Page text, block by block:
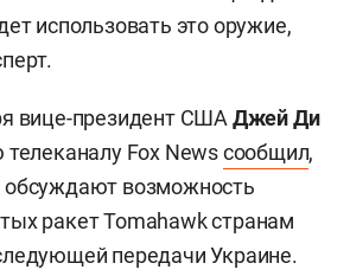
использовать это оружие,
вице-президент США Джей Ди
телеканалу Fox Newsсообщил,
возможность
ракет Tomahawk странам
передачи Украине.